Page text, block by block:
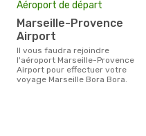
Aéroport de départ
Marseille-Provence
Airport
Il vous faudra rejoindre
l'aéroport Marseille-Provence
Airport pour effectuer votre
voyage Marseille Bora Bora.